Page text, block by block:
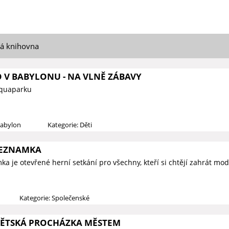
knihovna
V BABYLONU - NA VLNĚ ZÁBAVY
Kategorie: Děti
je otevřené herní setkání pro všechny, kteří si chtějí zahrát
Kategorie: Společenské
PROCHÁZKA MĚSTEM